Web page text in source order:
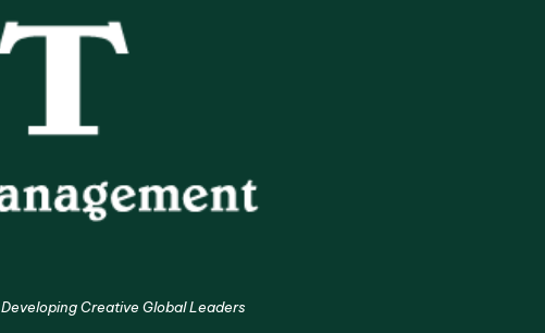
Developing Creative Global Leaders